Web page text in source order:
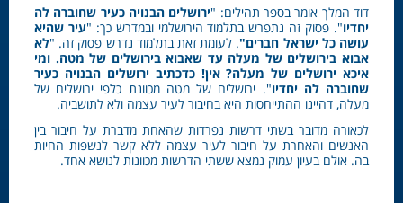
דוד המלך אומר בספר תהילים: "ירושלים הבנויה כעיר שחוברה לה
יחדיו". פסוק זה נתפרש בתלמוד הירושלמי ובמדרש כך: "עיר שהיא
עושה כל ישראל חברים". לעומת זאת בתלמוד נדרש פסוק זה. "לא
אבוא בירושלים של מעלה עד שאבוא בירושלים של מטה. ומי
איכא ירושלים של מעלה? אין! כדכתיב ירושלים הבנויה כעיר
שחוברה לה יחדיו". ירושלים של מטה מכוונת כלפי ירושלים של
מעלה, דהיינו ההתייחסות היא בחיבור לעיר עצמה ולא לתושביה.
לכאורה מדובר בשתי דרשות נפרדות שהאחת מדברת על חיבור בין
האנשים והאחרת על חיבור לעיר עצמה ללא קשר לנשפות החיות
בה. אולם בעיון עמוק נמצא ששתי הדרשות מכוונות לנושא אחד.